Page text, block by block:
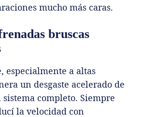
mucho más caras.
bruscas
especialmente a altas
un desgaste acelerado de
completo. Siempre
la velocidad con